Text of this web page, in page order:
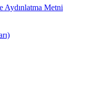
Aydınlatma Metni